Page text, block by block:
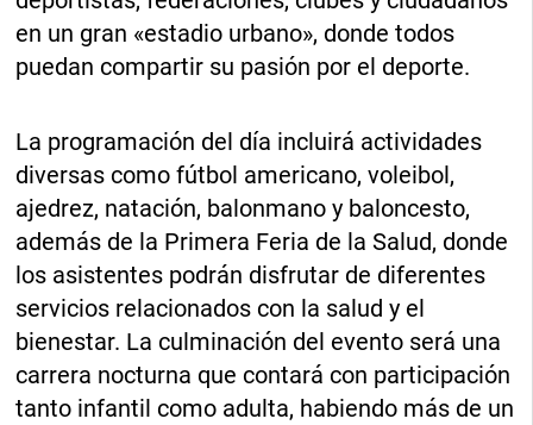
en un gran «estadio urbano», donde todos
puedan compartir su pasión por el deporte.
La programación del día incluirá actividades
diversas como fútbol americano, voleibol,
ajedrez, natación, balonmano y baloncesto,
además de la Primera Feria de la Salud, donde
los asistentes podrán disfrutar de diferentes
servicios relacionados con la salud y el
bienestar. La culminación del evento será una
carrera nocturna que contará con participación
tanto infantil como adulta, habiendo más de un